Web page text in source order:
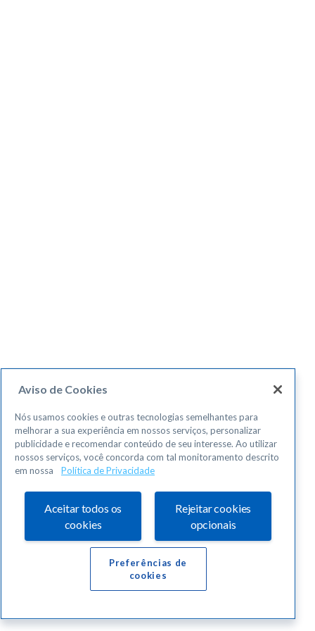
Aviso de Cookies
Nós usamos cookies e outras tecnologias semelhantes para
melhorar a sua experiência em nossos serviços, personalizar
publicidade e recomendar conteúdo de seu interesse. Ao utilizar
nossos serviços, você concorda com tal monitoramento descrito
em nossa
Política de Privacidade
Aceitar todos os
cookies
Rejeitar cookies
opcionais
Preferências de
cookies